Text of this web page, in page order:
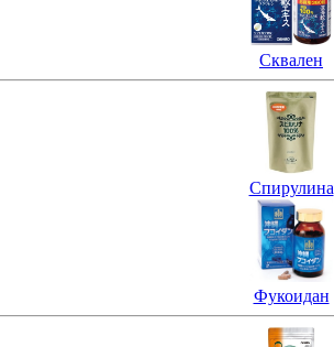
Сквален
Спирулина
Фукоидан